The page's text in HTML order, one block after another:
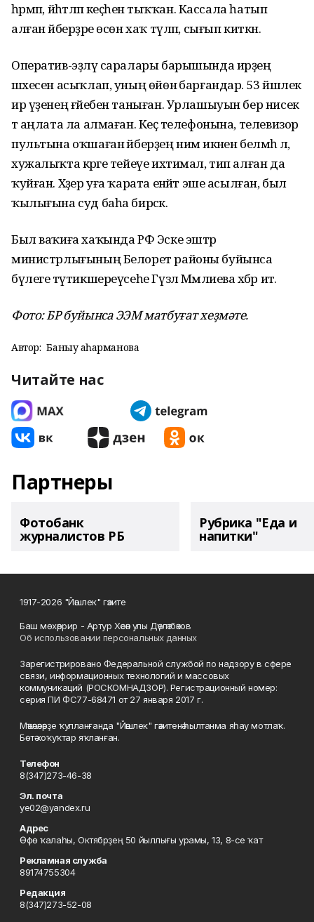
һәрмәп, йәһәтләп кеҫәһенә тыҡҡан. Кассала һатып
алған әйберҙәре өсөн хаҡ түләп, сығып киткән.
Оператив-эҙләү саралары барышында ирҙең
шәхесен асыҡлап, уның өйөнә барғандар. 53 йәшлек
ир үҙенең ғәйебен таныған. Урлашыуын бер нисек
тә аңлата ла алмаған. Кеҫә телефонына, телевизор
пультына оҡшаған әйберҙең нимә икәнен белмәһә лә,
хужалыҡта кәрәге тейеүе ихтимал, тип алған да
ҡуйған. Хәҙер уға ҡарата енәйәт эше асылған, был
ҡылығына суд баһа бирәсәк.
Был ваҡиға хаҡында РФ Эске эштәр
министрлығының Белорет районы буйынса
бүлеге тәүтикшереүсеһе Гүзәл Мәмлиева хәбәр итә.
Фото: БР буйынса ЭЭМ матбуғат хеҙмәте.
Автор: Баныу Ҡаһарманова
Читайте нас
Партнеры
Фотобанк
журналистов РБ
Рубрика "Еда и
напитки"
1917-2026 "Йәшлек" гәзите
Баш мөхәррир - Артур Хәсән улы Дәүләтбәков
Об использовании персональных данных
Зарегистрировано Федеральной службой по надзору в сфере
связи, информационных технологий и массовых
коммуникаций (РОСКОМНАДЗОР). Регистрационный номер:
серия ПИ ФС77-68471 от 27 января 2017 г.
Мәҡәләләрҙе ҡулланғанда "Йәшлек" гәзитенә һылтанма яһау мотлаҡ.
Бөтә хоҡуҡтар яҡланған.
Телефон
8(347)273-46-38
Эл. почта
ye02@yandex.ru
Адрес
Өфө ҡалаһы, Октябрҙең 50 йыллығы урамы, 13, 8-се ҡат
Рекламная служба
89174755304
Редакция
8(347)273-52-08